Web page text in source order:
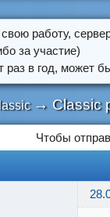
работу,
за участие)
раз в год, может
→ Classic
Чтобы